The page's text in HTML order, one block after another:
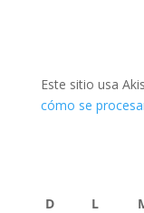
Este sitio usa
cómo se
D L